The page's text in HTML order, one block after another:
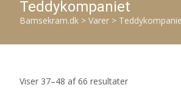
Teddykompaniet
Bamsekram.dk > Varer >
Viser 37–48 af 66 resultaterSorteret